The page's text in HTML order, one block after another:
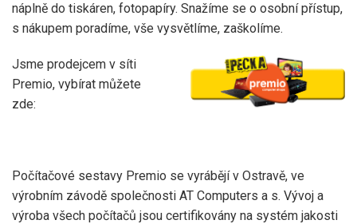
náplně do tiskáren, fotopapíry. Snažíme se o osobní přístup,
s nákupem poradíme, vše vysvětlíme, zaškolíme.
Jsme prodejcem v síti
Premio, vybírat můžete
zde:
Počítačové sestavy Premio se vyrábějí v Ostravě, ve
výrobním závodě společnosti AT Computers a s. Vývoj a
výroba všech počítačů jsou certifikovány na systém jakosti